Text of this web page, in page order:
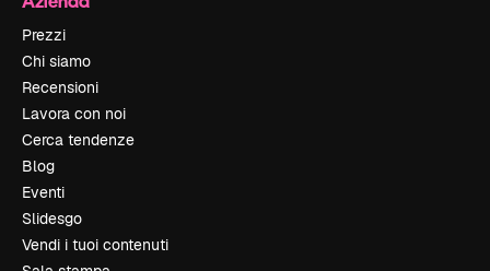
Prezzi
Chi siamo
Recensioni
Lavora con noi
Cerca tendenze
Blog
Eventi
Slidesgo
Vendi i tuoi contenuti